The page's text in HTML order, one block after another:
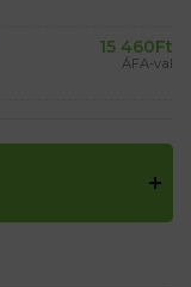
15 460Ft
ÁFA-val